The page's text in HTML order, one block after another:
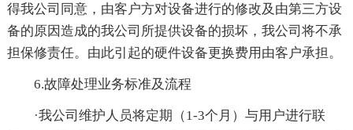
得我公司同意，由客户方对设备进行的修改及由第三方设
备的原因造成的我公司所提供设备的损坏，我公司将不承
担保修责任。由此引起的硬件设备更换费用由客户承担。
6.故障处理业务标准及流程
·我公司维护人员将定期（1-3个月）与用户进行联